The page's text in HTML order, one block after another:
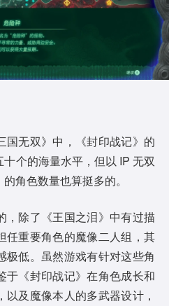
国无双》中，《封印战记》的
个的海量水平，但以 IP 无双
角色数量也算挺多的。
，除了《王国之泪》中有过描
任重要角色的魔像二人组，其
极低。虽然游戏有针对这些角
于《封印战记》在角色成长和
及魔像本人的多武器设计，